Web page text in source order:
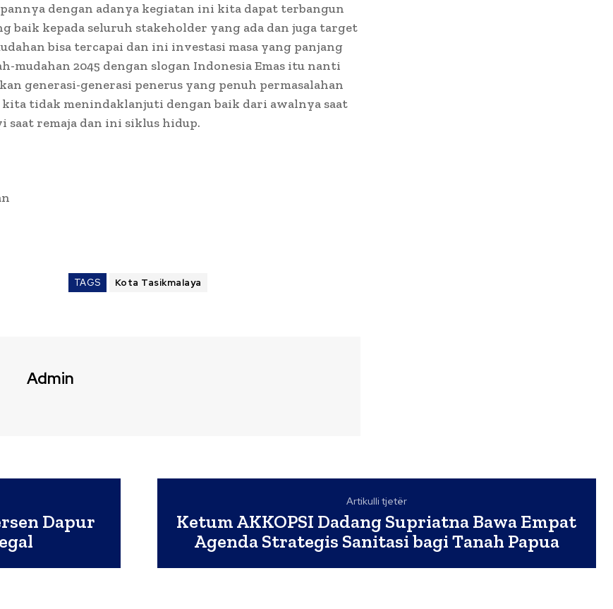
dengan adanya kegiatan ini kita dapat terbangun
baik kepada seluruh stakeholder yang ada dan juga target
bisa tercapai dan ini investasi masa yang panjang
mudahan 2045 dengan slogan Indonesia Emas itu nanti
generasi-generasi penerus yang penuh permasalahan
tidak menindaklanjuti dengan baik dari awalnya saat
saat remaja dan ini siklus hidup.
TAGS Kota Tasikmalaya
Admin
Dapur
Artikulli tjetër
Ketum AKKOPSI Dadang Supriatna Bawa Empat
Agenda Strategis Sanitasi bagi Tanah Papua